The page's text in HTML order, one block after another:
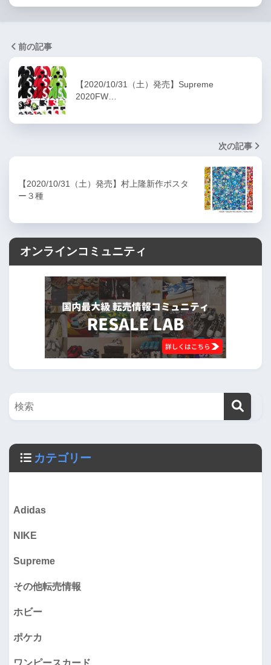
前の記事
【2020/10/31（土）発売】Supreme
2020FW…
次の記事
【2020/10/31（土）発売】村上隆新作ポスタ
ー３種
オンラインコミュニティ
カテゴリー
Adidas
NIKE
Supreme
その他転売情報
ホビー
ポケカ